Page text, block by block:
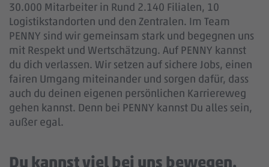
30.000 Mitarbeiter in Rund 2.140 Filialen, 10
Logistikstandorten und den Zentralen. Im Team
PENNY sind wir gemeinsam stark und begegnen uns
mit Respekt und Wertschätzung. Auf PENNY kannst
du dich verlassen. Wir setzen auf sichere Jobs, einen
fairen Umgang miteinander und sorgen dafür, dass
auch du deinen eigenen persönlichen Karriereweg
gehen kannst. Denn bei PENNY kannst Du alles sein,
außer egal.
Du kannst viel bei uns bewegen.